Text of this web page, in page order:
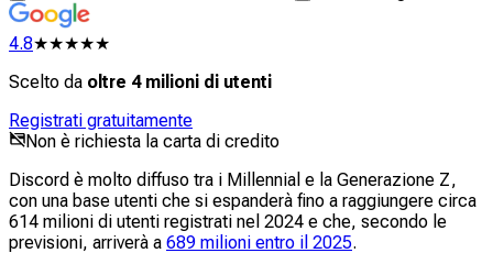
4.8★★★★★
Scelto da oltre 4 milioni di utenti
Registrati gratuitamente
Non è richiesta la carta di credito
Discord è molto diffuso tra i Millennial e la Generazione Z,
con una base utenti che si espanderà fino a raggiungere circa
614 milioni di utenti registrati nel 2024 e che, secondo le
previsioni, arriverà a 689 milioni entro il 2025.